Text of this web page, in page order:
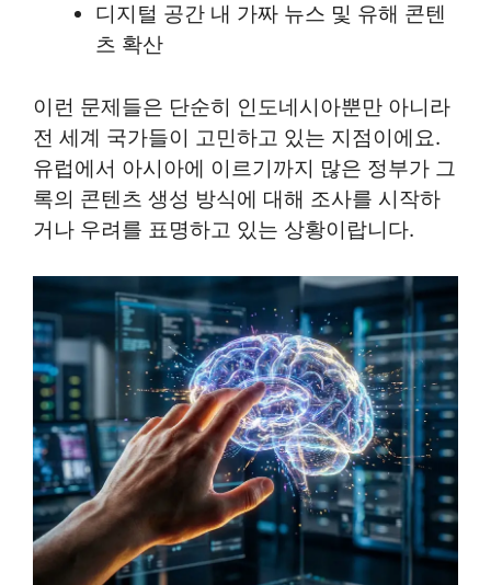
디지털 공간 내 가짜 뉴스 및 유해 콘텐
츠 확산
이런 문제들은 단순히 인도네시아뿐만 아니라
전 세계 국가들이 고민하고 있는 지점이에요.
유럽에서 아시아에 이르기까지 많은 정부가 그
록의 콘텐츠 생성 방식에 대해 조사를 시작하
거나 우려를 표명하고 있는 상황이랍니다.